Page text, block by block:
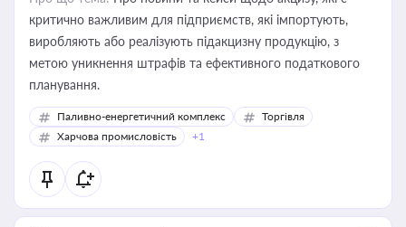
критично важливим для підприємств, які імпортують,
виробляють або реалізують підакцизну продукцію, з
метою уникнення штрафів та ефективного податкового
планування.
Паливно-енергетичний комплекс
Торгівля
Харчова промисловість
+1